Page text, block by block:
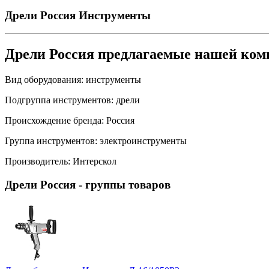
Дрели Россия Инструменты
Дрели Россия предлагаемые нашей
Вид оборудования: инструменты
Подгруппа инструментов: дрели
Происхождение бренда: Россия
Группа инструментов: электроинструменты
Производитель: Интерскол
Дрели Россия - группы товаров